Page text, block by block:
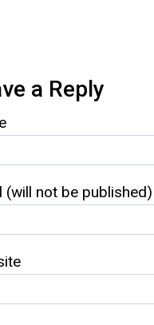
a Reply
(will not be published)